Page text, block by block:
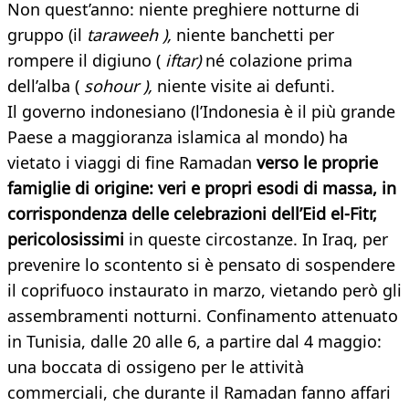
Non quest’anno: niente preghiere notturne di
gruppo (il taraweeh ), niente banchetti per
rompere il digiuno ( iftar)né colazione prima
dell’alba ( sohour ), niente visite ai defunti.
Il governo indonesiano (l’Indonesia è il più grande
Paese a maggioranza islamica al mondo) ha
vietato i viaggi di fine Ramadan verso le proprie
famiglie di origine: veri e propri esodi di massa, in
corrispondenza delle celebrazioni dell’Eid el-Fitr,
pericolosissimi in queste circostanze. In Iraq, per
prevenire lo scontento si è pensato di sospendere
il coprifuoco instaurato in marzo, vietando però gli
assembramenti notturni. Confinamento attenuato
in Tunisia, dalle 20 alle 6, a partire dal 4 maggio:
una boccata di ossigeno per le attività
commerciali, che durante il Ramadan fanno affari